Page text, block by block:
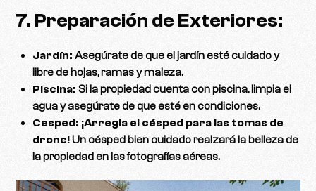
7. Preparación de Exteriores:
Jardín: Asegúrate de que el jardín esté cuidado y
libre de hojas, ramas y maleza.
Piscina: Si la propiedad cuenta con piscina, limpia el
agua y asegúrate de que esté en condiciones.
Cesped: ¡Arregla el césped para las tomas de
drone!Un césped bien cuidado realzará la belleza de
la propiedad en las fotografías aéreas.